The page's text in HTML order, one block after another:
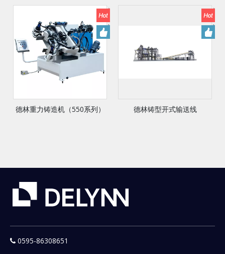
德林重力铸造机（550系列） 德林铸型开式输送线
 0595-86308651